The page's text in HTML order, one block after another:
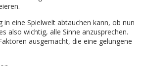
in eine Spielwelt abtauchen kann, ob nun
also wichtig, alle Sinne anzusprechen.
ausgemacht, die eine gelungene